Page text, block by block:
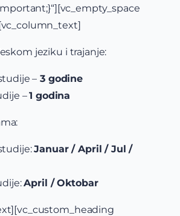
jeziku i trajanje:
– 3 godine
–1 godina
Januar / April / Jul /
April / Oktobar